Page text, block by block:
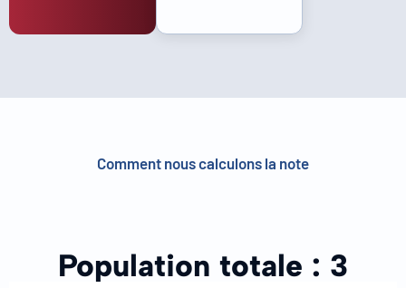
Comment nous calculons la note
Population totale : 3